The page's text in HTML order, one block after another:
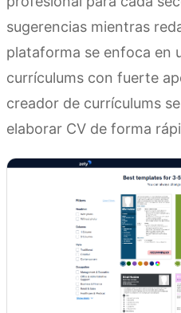
sugerencias mientras
plataforma se enfoca en
currículums con fuerte
creador de currículums
elaborar CV de forma